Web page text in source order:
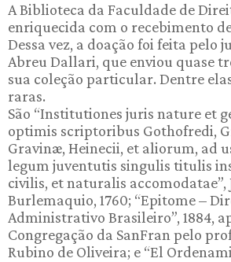
A Biblioteca da Faculdade de
enriquecida com o recebimento
Dessa vez, a doação foi feita pelo
Abreu Dallari, que enviou quase
sua coleção particular. Dentre
raras.
São “Institutiones juris nature et
optimis scriptoribus Gothofredi,
Gravinæ, Heinecii, et aliorum, ad
legum juventutis singulis titulis
civilis, et naturalis accomodatae”,
Burlemaquio, 1760; “Epitome –
Administrativo Brasileiro”, 1884,
Congregação da SanFran pelo
Rubino de Oliveira; e “El